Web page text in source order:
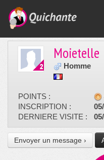
Moietelle
Homme
POINTS :
INSCRIPTION :
DERNIERE VISITE :
Envoyer un message ›